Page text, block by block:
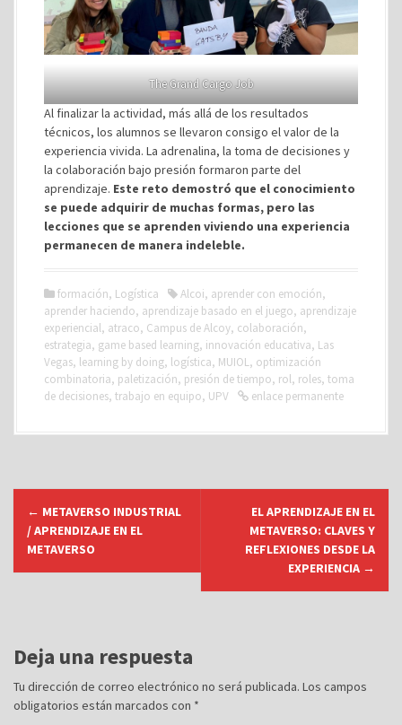
The Grand Cargo Job
Al finalizar la actividad, más allá de los resultados
técnicos, los alumnos se llevaron consigo el valor de la
experiencia vivida. La adrenalina, la toma de decisiones y
la colaboración bajo presión formaron parte del
aprendizaje. Este reto demostró que el conocimiento
se puede adquirir de muchas formas, pero las
lecciones que se aprenden viviendo una experiencia
permanecen de manera indeleble.
formación, Logística Alcoi, aprender con emoción,
aprender haciendo, aprendizaje basado en el juego, aprendizaje
experiencial, atraco, Campus de Alcoy, colaboración,
estrategia, game based learning, innovación educativa, Las
Vegas, learning by doing, logística, MUIOL, optimización
combinatoria, paletización, presión de tiempo, rol, roles, toma
de decisiones, trabajo en equipo, UPV enlace permanente
e
c
i
ó
← METAVERSO INDUSTRIAL
/ APRENDIZAJE EN EL
METAVERSO
EL APRENDIZAJE EN EL
METAVERSO: CLAVES Y
REFLEXIONES DESDE LA
EXPERIENCIA →
Deja una respuesta
Tu dirección de correo electrónico no será publicada. Los campos
obligatorios están marcados con *